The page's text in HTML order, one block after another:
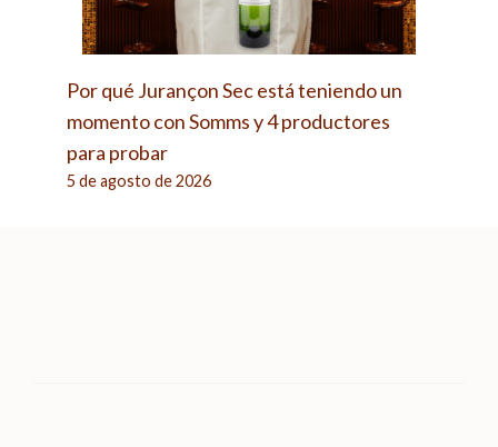
Por qué Jurançon Sec está teniendo un
momento con Somms y 4 productores
para probar
5 de agosto de 2026